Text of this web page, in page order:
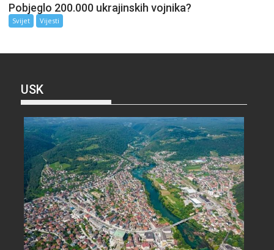
Pobjeglo 200.000 ukrajinskih vojnika?
Svijet Vijesti
USK